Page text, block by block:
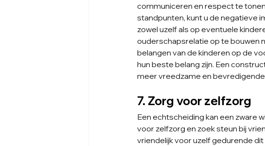
communiceren en respect te
standpunten, kunt u de negatieve
zowel uzelf als op eventuele
ouderschapsrelatie op te bouwen
belangen van de kinderen op de
hun beste belang zijn. Een
meer vreedzame en
7. Zorg voor zelfzorg
Een echtscheiding kan een zware
voor zelfzorg en zoek steun bij
vriendelijk voor uzelf gedurende